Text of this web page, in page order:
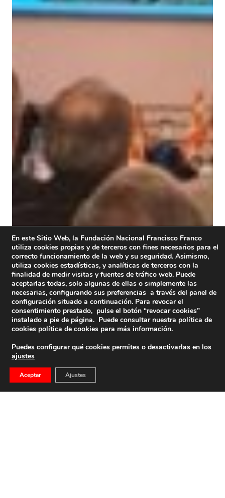
Presentación Del Libro: El Caudillo Que Nació Del
Tercio, De Francisco Torres
En este Sitio Web, la Fundación Nacional Francisco Franco
utiliza cookies propias y de terceros con fines necesarios para el
correcto funcionamiento de la web y su seguridad. Asimismo,
utiliza cookies estadísticas, y analíticas de terceros con la
finalidad de medir visitas y fuentes de tráfico web. Puede
aceptarlas todas, solo algunas de ellas o simplemente las
necesarias, configurando sus preferencias a través del panel de
configuración situado a continuación. Para revocar el
consentimiento prestado, pulse el botón “revocar cookies”
instalado a pie de página. Puede consultar nuestra política de
cookies política de cookies para más información.
Puedes configurar qué cookies permites o desactivarlas en los
ajustes
Aceptar Ajustes